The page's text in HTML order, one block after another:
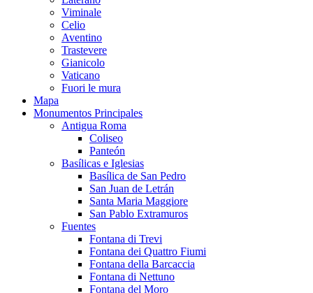
Viminale
Celio
Aventino
Trastevere
Gianicolo
Vaticano
Fuori le mura
Mapa
Monumentos Principales
Antigua Roma
Coliseo
Panteón
Basílicas e Iglesias
Basílica de San Pedro
San Juan de Letrán
Santa Maria Maggiore
San Pablo Extramuros
Fuentes
Fontana di Trevi
Fontana dei Quattro Fiumi
Fontana della Barcaccia
Fontana di Nettuno
Fontana del Moro